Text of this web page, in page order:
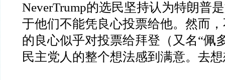
NeverTrump的选民坚持认为特朗普
于他们不能凭良心投票给他。然而
的良心似乎对投票给拜登（又名“佩
民主党人的整个想法感到满意。去